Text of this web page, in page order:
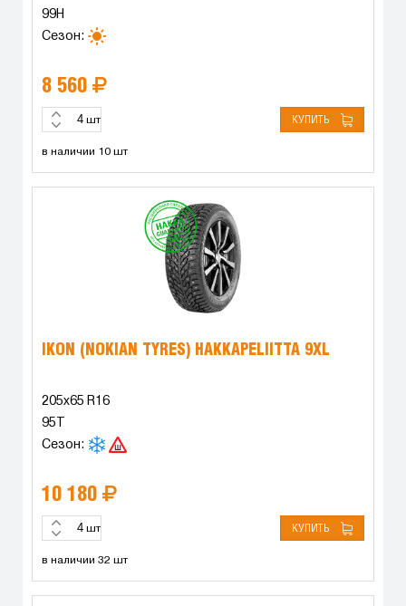
99H
Сезон:
8 560
шт КУПИТЬ
в наличии 10 шт
IKON (NOKIAN TYRES) HAKKAPELIITTA 9XL
205x65 R16
95T
Сезон:
10 180
шт КУПИТЬ
в наличии 32 шт